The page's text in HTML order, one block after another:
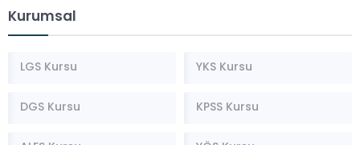
Kurumsal
LGS Kursu YKS Kursu
DGS Kursu KPSS Kursu